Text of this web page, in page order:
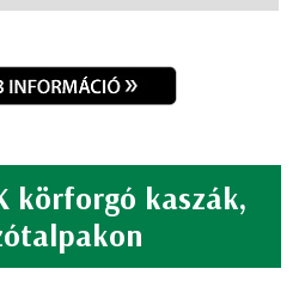
körforgó kaszák,